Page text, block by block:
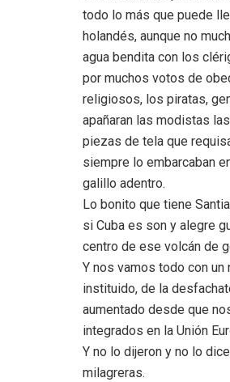
todo lo más que puede
holandés, aunque no
agua bendita con los
por muchos votos de
religiosos, los piratas,
apañaran las modistas
piezas de tela que
siempre lo embarcaban
galillo adentro.
Lo bonito que tiene
si Cuba es son y alegre
centro de ese volcán de
Y nos vamos todo con
instituido, de la
aumentado desde que
integrados en la Unión
Y no lo dijeron y no lo
milagreras.